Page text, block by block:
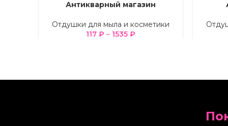
ВЫБЕРИТЕ ПАРАМЕТРЫ
Антикварный магазин
Отдушки для мыла и косметики
117 ₽ – 1535 ₽